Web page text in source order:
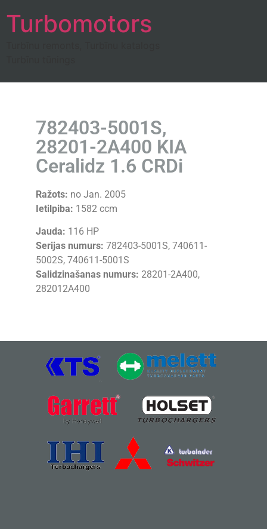
Turbomotors
782403-5001S,
28201-2A400 KIA
Ceralidz 1.6 CRDi
Ražots: no Jan. 2005
Ietilpiba: 1582 ccm
Jauda: 116 HP
Serijas numurs: 782403-5001S, 740611-
5002S, 740611-5001S
Salidzinašanas numurs: 28201-2A400,
282012A400